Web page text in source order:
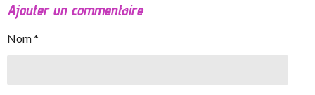
Ajouter un commentaire
Nom *